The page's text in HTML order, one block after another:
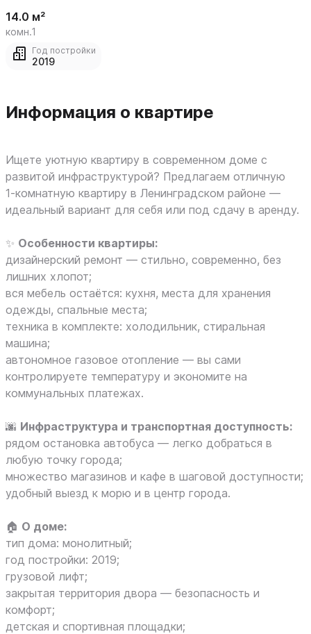
14.0 м²
комн.1
Год постройки
2019
Информация о квартире
Ищете уютную квартиру в современном доме с
развитой инфраструктурой? Предлагаем отличную
1‑комнатную квартиру в Ленинградском районе —
идеальный вариант для себя или под сдачу в аренду.
✨ Особенности квартиры:
дизайнерский ремонт — стильно, современно, без
лишних хлопот;
вся мебель остаётся: кухня, места для хранения
одежды, спальные места;
техника в комплекте: холодильник, стиральная
машина;
автономное газовое отопление — вы сами
контролируете температуру и экономите на
коммунальных платежах.
🌆 Инфраструктура и транспортная доступность:
рядом остановка автобуса — легко добраться в
любую точку города;
множество магазинов и кафе в шаговой доступности;
удобный выезд к морю и в центр города.
🏠 О доме:
тип дома: монолитный;
год постройки: 2019;
грузовой лифт;
закрытая территория двора — безопасность и
комфорт;
детская и спортивная площадки;